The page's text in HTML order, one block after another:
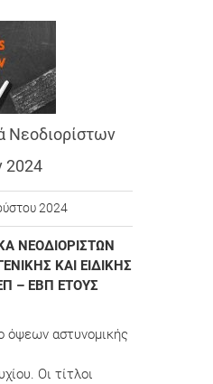
Νεοδιορίστων
2024
2024
ΝΕΟΔΙΟΡΙΣΤΩΝ
ΚΑΙ ΕΙΔΙΚΗΣ
– ΕΒΠ ΕΤΟΥΣ
όψεων αστυνομικής
Οι τίτλοι